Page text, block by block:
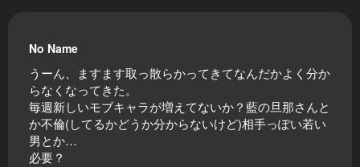
No Name
うーん、ますます取っ散らかってきてなんだかよく分か
らなくなってきた。
毎週新しいモブキャラが増えてないか？藍の旦那さんと
か不倫(してるかどうか分からないけど)相手っぽい若い
男とか…
必要？